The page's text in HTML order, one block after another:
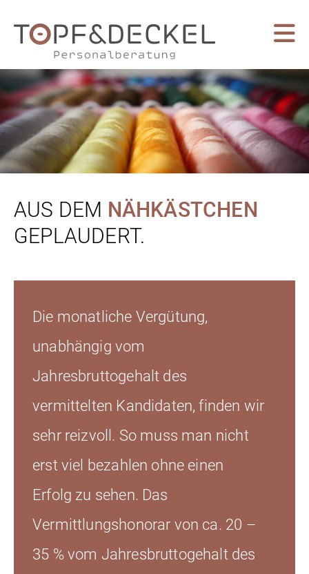
AUS DEM NÄHKÄSTCHEN
GEPLAUDERT.
Die monatliche Vergütung,
unabhängig vom
Jahresbruttogehalt des
vermittelten Kandidaten, finden wir
sehr reizvoll. So muss man nicht
erst viel bezahlen ohne einen
Erfolg zu sehen. Das
Vermittlungshonorar von ca. 20 –
35 % vom Jahresbruttogehalt des